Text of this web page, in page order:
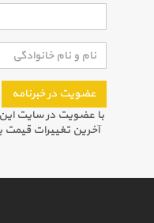
عضویت در خبرنامه
با عضویت در سایت
آخرین تغییرات قیمت